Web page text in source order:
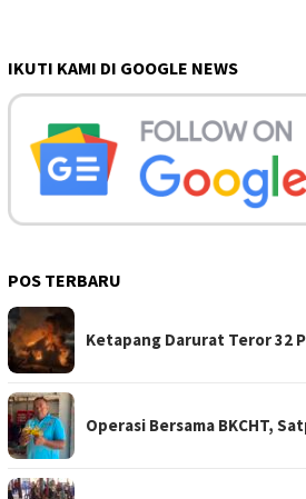
IKUTI KAMI DI GOOGLE NEWS
POS TERBARU
Ketapang Darurat Teror 32
Operasi Bersama BKCHT,